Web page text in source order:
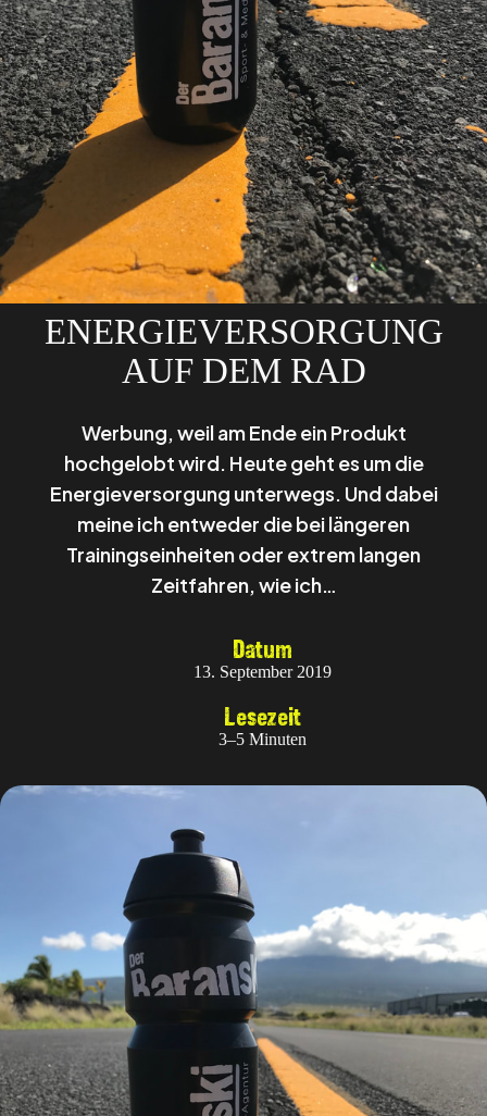
ENERGIEVERSORGUNG
AUF DEM RAD
Werbung, weil am Ende ein Produkt
hochgelobt wird. Heute geht es um die
Energieversorgung unterwegs. Und dabei
meine ich entweder die bei längeren
Trainingseinheiten oder extrem langen
Zeitfahren, wie ich…
Datum
13. September 2019
Lesezeit
3–5 Minuten